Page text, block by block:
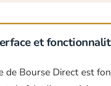
et
de Bourse Direct est